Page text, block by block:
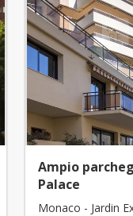
Ampio
Palace
Monaco - Jardin